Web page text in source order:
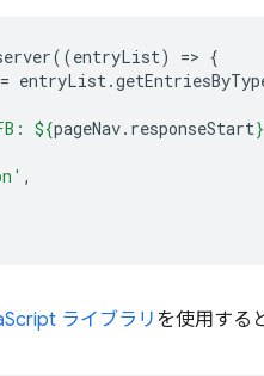
((entryList) => {
= entryList .
${pageNav. responseStart}
,
ライブラリ を使用する